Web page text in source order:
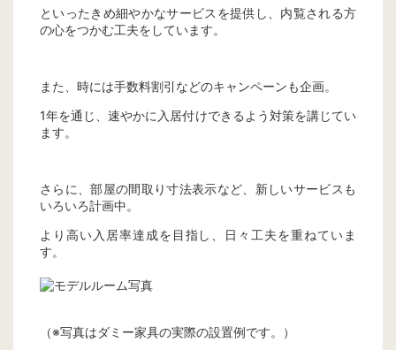
といったきめ細やかなサービスを提供し、内覧される方
の心をつかむ工夫をしています。
また、時には手数料割引などのキャンペーンも企画。
1年を通じ、速やかに入居付けできるよう対策を講じてい
ます。
さらに、部屋の間取り寸法表示など、新しいサービスも
いろいろ計画中。
より高い入居率達成を目指し、日々工夫を重ねていま
す。
（※写真はダミー家具の実際の設置例です。）